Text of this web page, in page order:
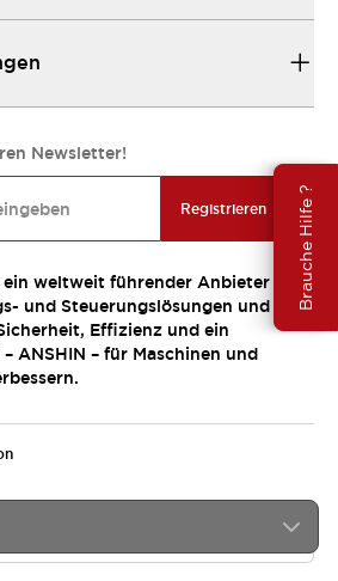
Brauche Hilfe ?
Newsletter!
Registrieren
ein weltweit führender Anbieter
und Steuerungslösungen und
Effizienz und ein
ANSHIN – für Maschinen und